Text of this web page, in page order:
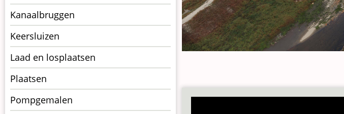
Kanaalbruggen
Keersluizen
Laad en losplaatsen
Plaatsen
Pompgemalen